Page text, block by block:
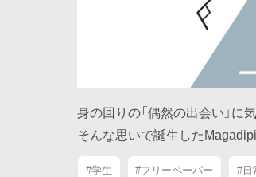
身の回りの「偶然の出会い」に
そんな思いで誕生した
#学生 #フリーペーパー #日